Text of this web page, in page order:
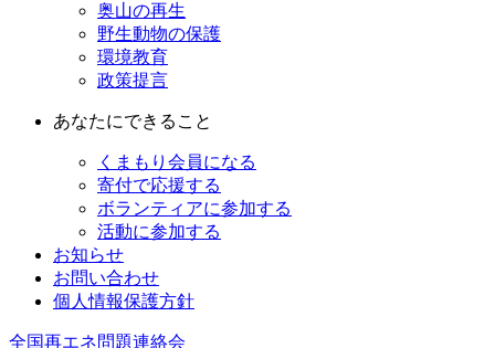
奥山の再生
野生動物の保護
環境教育
政策提言
あなたにできること
くまもり会員になる
寄付で応援する
ボランティアに参加する
活動に参加する
お知らせ
お問い合わせ
個人情報保護方針
全国再エネ問題連絡会